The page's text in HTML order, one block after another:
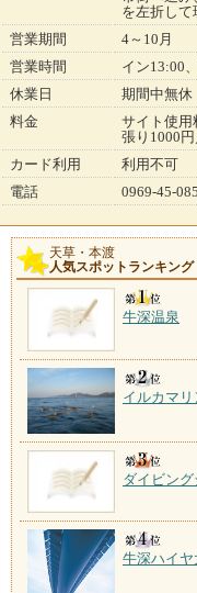
を左折し
営業期間
4～10月
営業時間
イン13:00
休業日
期間中無休
料金
サイト使用
張り1000円
カード利用
利用不可
電話
0969-45-
天草・本渡
人気スポットランキング
牛深温泉
イルカマ
ダイビン
牛深ハイヤ